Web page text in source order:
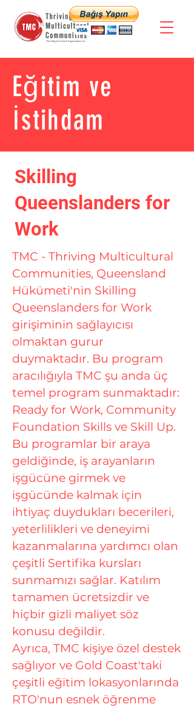
Eğitim ve
İstihdam
Skilling
Queenslanders for
Work
TMC - Thriving Multicultural
Communities, Queensland
Hükümeti'nin Skilling
Queenslanders for Work
girişiminin sağlayıcısı
olmaktan gurur
duymaktadır. Bu program
aracılığıyla TMC şu anda üç
temel program sunmaktadır:
Ready for Work, Community
Foundation Skills ve Skill Up.
Bu programlar bir araya
geldiğinde, iş arayanların
işgücüne girmek ve
işgücünde kalmak için
ihtiyaç duydukları becerileri,
yeterlilikleri ve deneyimi
kazanmalarına yardımcı olan
çeşitli Sertifika kursları
sunmamızı sağlar. Katılım
tamamen ücretsizdir ve
hiçbir gizli maliyet söz
konusu değildir.
Ayrıca, TMC kişiye özel destek
sağlıyor ve Gold Coast'taki
çeşitli eğitim lokasyonlarında
RTO'nun esnek öğrenme